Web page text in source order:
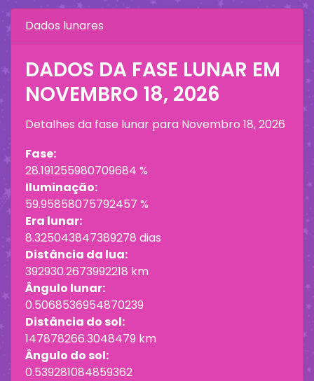
Dados lunares
DADOS DA FASE LUNAR EM
NOVEMBRO 18, 2026
Detalhes da fase lunar para Novembro 18, 2026
Fase:
28.191255980709684 %
Iluminação:
59.95858075792457 %
Era lunar:
8.325043847389278 dias
Distância da lua:
392930.2673992218 km
Ângulo lunar:
0.5068536954870239
Distância do sol:
147878266.3048479 km
Ângulo do sol:
0.539281084859362